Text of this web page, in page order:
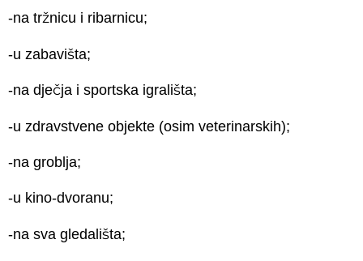
-na tržnicu i ribarnicu;
-u zabavišta;
-na dječja i sportska igrališta;
-u zdravstvene objekte (osim veterinarskih);
-na groblja;
-u kino-dvoranu;
-na sva gledališta;